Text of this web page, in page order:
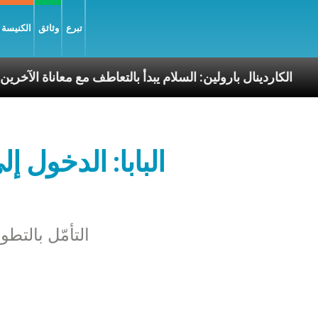
وثائق تبرع
الكاردينال بارولين: السلام يبدأ بالتعاطف مع
البابا:
التأمّل